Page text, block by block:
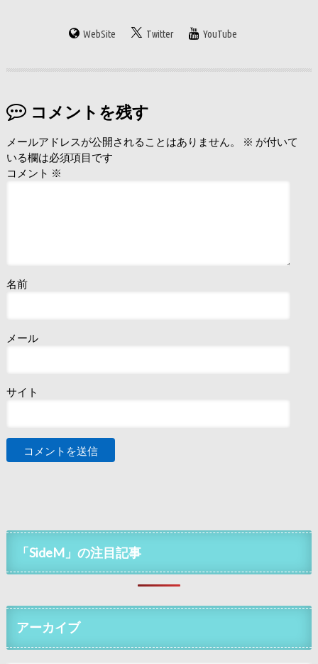
WebSite Twitter YouTube
コメントを残す
メールアドレスが公開されることはありません。 ※ が付いて
いる欄は必須項目です
コメント ※
名前
メール
サイト
「SideM」の注目記事
アーカイブ